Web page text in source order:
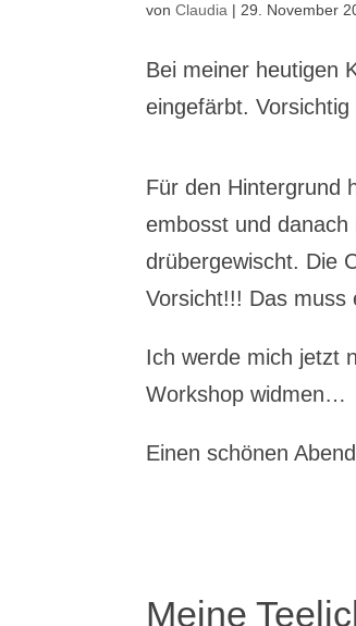
vonClaudia | 29. November
Bei meiner heutigen
eingefärbt.
Für den Hintergrund
embosst und
drübergewischt. Die
Vorsicht!!! Das
Ich werde mich jetzt
Workshop widmen…
Einen schönen
Meine